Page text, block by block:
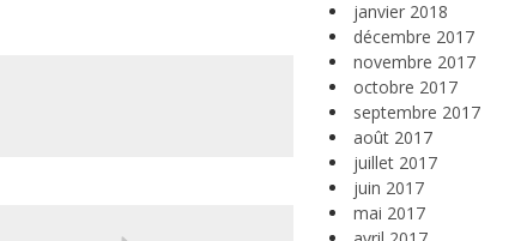
janvier 2018
décembre 2017
novembre 2017
octobre 2017
septembre 2017
août 2017
juillet 2017
juin 2017
mai 2017